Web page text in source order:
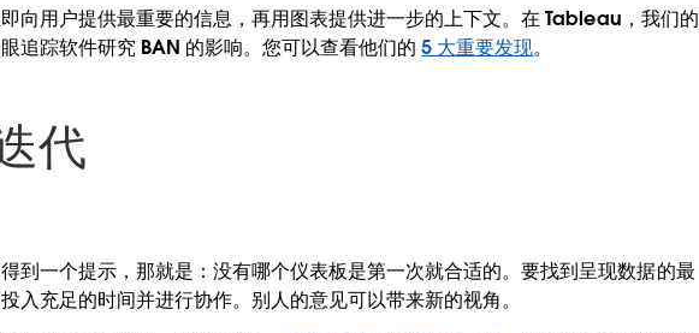
向用户提供最重要的信息，再用图表提供进一步的上下文。在 Tableau，我们的
追踪软件研究 BAN 的影响。您可以查看他们的5 大重要发现。
代
到一个提示，那就是：没有哪个仪表板是第一次就合适的。要找到呈现数据的最
入充足的时间并进行协作。别人的意见可以带来新的视角。